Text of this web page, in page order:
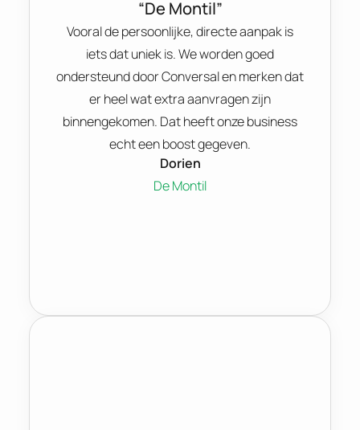
“De Montil”
Vooral de persoonlijke, directe aanpak is
iets dat uniek is. We worden goed
ondersteund door Conversal en merken dat
er heel wat extra aanvragen zijn
binnengekomen. Dat heeft onze business
echt een boost gegeven.
Dorien
De Montil